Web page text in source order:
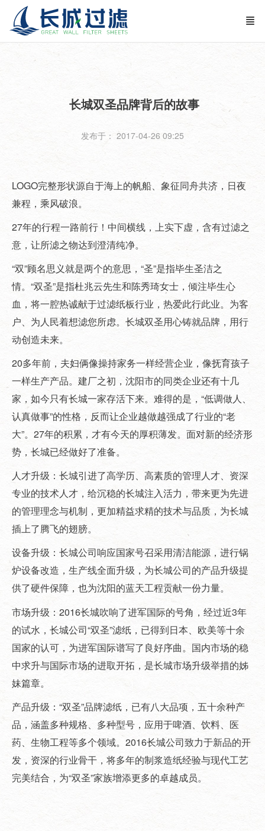
长城双圣品牌背后的故事
发布于： 2017-04-26 09:25
LOGO完整形状源自于海上的帆船、象征同舟共济，日夜
兼程，乘风破浪。
27年的行程一路前行！中间横线，上实下虚，含有过滤之
意，让所滤之物达到澄清纯净。
“双”顾名思义就是两个的意思，“圣”是指毕生圣洁之
情。“双圣”是指杜兆云先生和陈秀琦女士，倾注毕生心
血，将一腔热诚献于过滤纸板行业，热爱此行此业。为客
户、为人民着想滤您所虑。长城双圣用心铸就品牌，用行
动创造未来。
20多年前，夫妇俩像操持家务一样经营企业，像抚育孩子
一样生产产品。建厂之初，沈阳市的同类企业还有十几
家，如今只有长城一家存活下来。难得的是，“低调做人、
认真做事”的性格，反而让企业越做越强成了行业的“老
大”。27年的积累，才有今天的厚积薄发。面对新的经济形
势，长城已经做好了准备。
人才升级：长城引进了高学历、高素质的管理人才、资深
专业的技术人才，给沉稳的长城注入活力，带来更为先进
的管理理念与机制，更加精益求精的技术与品质，为长城
插上了腾飞的翅膀。
设备升级：长城公司响应国家号召采用清洁能源，进行锅
炉设备改造，生产线全面升级，为长城公司的产品升级提
供了硬件保障，也为沈阳的蓝天工程贡献一份力量。
市场升级：2016长城吹响了进军国际的号角，经过近3年
的试水，长城公司“双圣”滤纸，已得到日本、欧美等十余
国家的认可，为进军国际谱写了良好序曲。国内市场的稳
中求升与国际市场的进取开拓，是长城市场升级举措的姊
妹篇章。
产品升级：“双圣”品牌滤纸，已有八大品项，五十余种产
品，涵盖多种规格、多种型号，应用于啤酒、饮料、医
药、生物工程等多个领域。2016长城公司致力于新品的开
发，资深的行业骨干，将多年的制浆造纸经验与现代工艺
完美结合，为“双圣”家族增添更多的卓越成员。